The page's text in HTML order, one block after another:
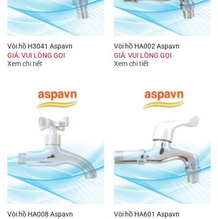
Vòi hồ H3041 Aspavn
GIÁ: VUI LÒNG GỌI
Xem chi tiết
Vòi hồ HA002 Aspavn
GIÁ: VUI LÒNG GỌI
Xem chi tiết
Vòi hồ HA008 Aspavn
Vòi hồ HA601 Aspavn